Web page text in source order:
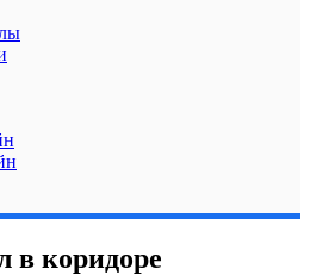
в коридоре